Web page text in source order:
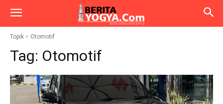
Topik Otomotif
Tag: Otomotif